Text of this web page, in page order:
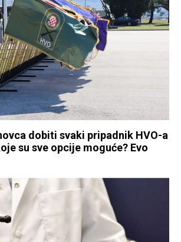
dobiti svaki pripadnik HVO-a
su sve opcije moguće? Evo